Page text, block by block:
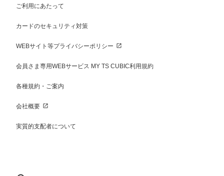
ご利用にあたって
カードのセキュリティ対策
WEBサイト等プライバシーポリシー
会員さま専用WEBサービス MY TS CUBIC利用規約
各種規約・ご案内
会社概要
実質的支配者について